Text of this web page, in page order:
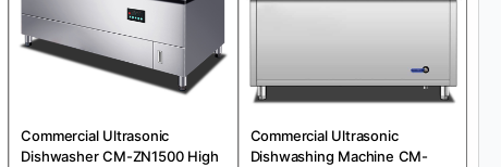
Commercial Ultrasonic
Dishwasher CM-ZN1500 High
Commercial Ultrasonic
Dishwashing Machine CM-